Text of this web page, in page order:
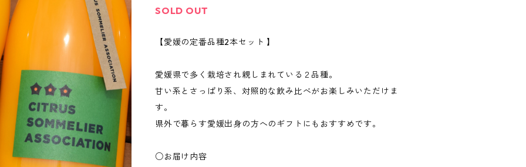
SOLD OUT
【愛媛の定番品種2本セット 】
愛媛県で多く栽培され親しまれている２品種。
甘い系とさっぱり系、対照的な飲み比べがお楽しみいただけま
す。
県外で暮らす愛媛出身の方へのギフトにもおすすめです。
○お届け内容